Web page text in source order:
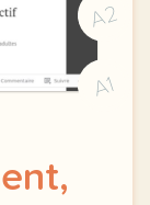
A2
A1